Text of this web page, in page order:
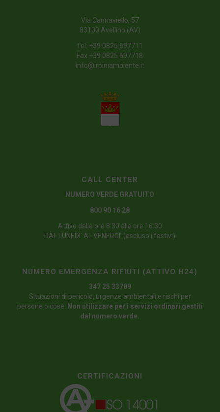
Via Cannaviello, 57
83100 Avellino (AV)
Tel: +39 0825 697711
Fax +39 0825 697718
info@irpiniambiente.it
CALL CENTER
NUMERO VERDE GRATUITO
800 90 16 28
Attivo dalle ore 8:30 alle ore 16:30
DAL LUNEDI’ AL VENERDI’ (escluso i festivi)
NUMERO EMERGENZA RIFIUTI (ATTIVO H24)
347 25 33709
Situazioni di pericolo, urgenze ambientali e rischi per
persone o cose. Non utilizzare per i servizi ordinari gestiti
dal numero verde.
CERTIFICAZIONI